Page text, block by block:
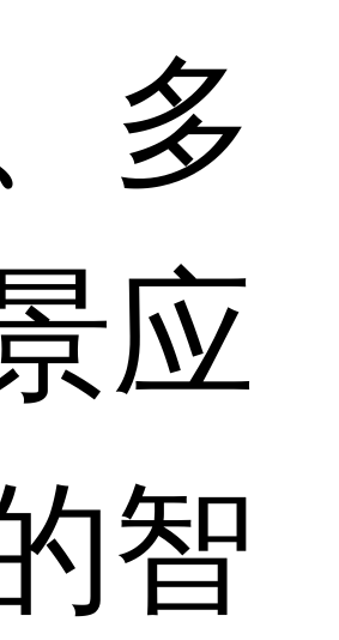
多
应
智